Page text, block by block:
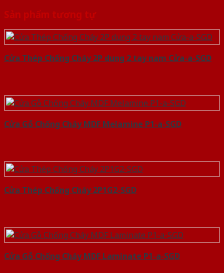
Sản phẩm tương tự
Cửa Thép Chống Cháy 2P dung 2 tay nam Cửa-a-SGD
Cửa Gỗ Chống Cháy MDF Melamine P1-a-SGD
Cửa Thép Chống Cháy 2P1G2-SGD
Cửa Gỗ Chống Cháy MDF Laminate P1-a-SGD